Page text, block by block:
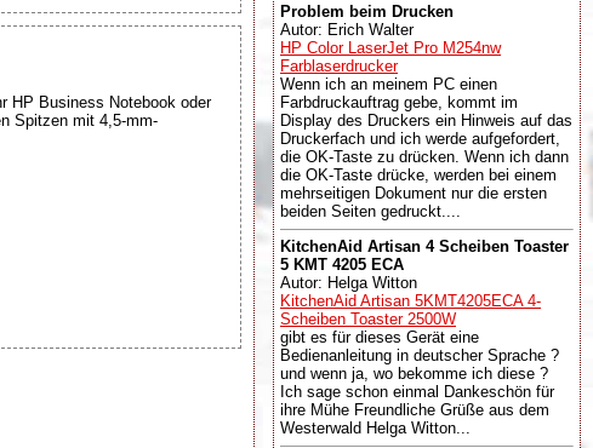
HP Business Notebook oder
Spitzen mit 4,5-mm-
Problem beim Drucken
Autor: Erich Walter
HP Color LaserJet Pro M254nw
Farblaserdrucker
Wenn ich an meinem PC einen
Farbdruckauftrag gebe, kommt im
Display des Druckers ein Hinweis auf das
Druckerfach und ich werde aufgefordert,
die OK-Taste zu drücken. Wenn ich dann
die OK-Taste drücke, werden bei einem
mehrseitigen Dokument nur die ersten
beiden Seiten gedruckt....
KitchenAid Artisan 4 Scheiben Toaster
5 KMT 4205 ECA
Autor: Helga Witton
KitchenAid Artisan 5KMT4205ECA 4-
Scheiben Toaster 2500W
gibt es für dieses Gerät eine
Bedienanleitung in deutscher Sprache ?
und wenn ja, wo bekomme ich diese ?
Ich sage schon einmal Dankeschön für
ihre Mühe Freundliche Grüße aus dem
Westerwald Helga Witton...